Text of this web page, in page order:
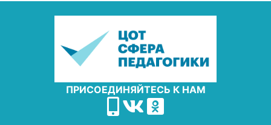
ПРИСОЕДИНЯЙТЕСЬ К НАМ